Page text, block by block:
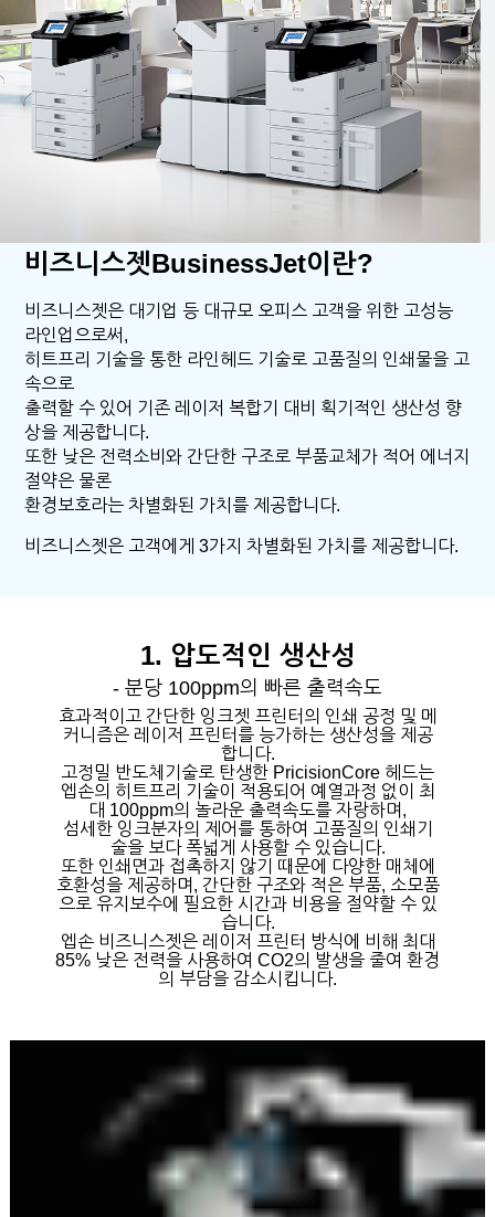
비즈니스젯BusinessJet이란?
비즈니스젯은 대기업 등 대규모 오피스 고객을 위한 고성능
라인업으로써,
히트프리 기술을 통한 라인헤드 기술로 고품질의 인쇄물을 고
속으로
출력할 수 있어 기존 레이저 복합기 대비 획기적인 생산성 향
상을 제공합니다.
또한 낮은 전력소비와 간단한 구조로 부품교체가 적어 에너지
절약은 물론
환경보호라는 차별화된 가치를 제공합니다.
비즈니스젯은 고객에게 3가지 차별화된 가치를 제공합니다.
1. 압도적인 생산성
- 분당 100ppm의 빠른 출력속도
효과적이고 간단한 잉크젯 프린터의 인쇄 공정 및 메
커니즘은 레이저 프린터를 능가하는 생산성을 제공
합니다.
고정밀 반도체기술로 탄생한 PricisionCore 헤드는
엡손의 히트프리 기술이 적용되어 예열과정 없이 최
대 100ppm의 놀라운 출력속도를 자랑하며,
섬세한 잉크분자의 제어를 통하여 고품질의 인쇄기
술을 보다 폭넓게 사용할 수 있습니다.
또한 인쇄면과 접촉하지 않기 때문에 다양한 매체에
호환성을 제공하며, 간단한 구조와 적은 부품, 소모품
으로 유지보수에 필요한 시간과 비용을 절약할 수 있
습니다.
엡손 비즈니스젯은 레이저 프린터 방식에 비해 최대
85% 낮은 전력을 사용하여 CO2의 발생을 줄여 환경
의 부담을 감소시킵니다.